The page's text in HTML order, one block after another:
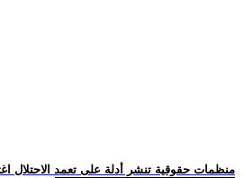
.. منظمات حقوقية تنشر أدلة على تعمد الاحتلال